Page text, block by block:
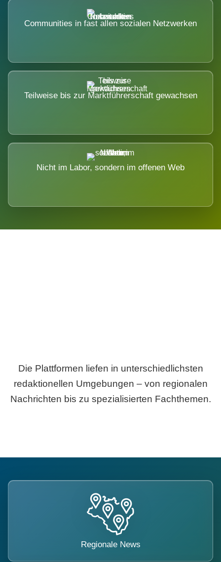
Communities in fast allen sozialen Netzwerken
Teilweise bis zur Marktführerschaft gewachsen
Nicht im Labor, sondern im offenen Web
Die Plattformen liefen in unterschiedlichsten
redaktionellen Umgebungen – von regionalen
Nachrichten bis zu spezialisierten Fachthemen.
Regionale News